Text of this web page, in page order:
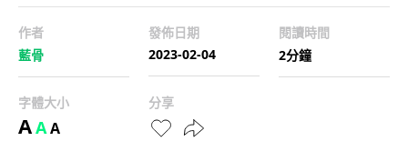
作者
藍骨
發佈日期
2023-02-04
閱讀時間
2分鐘
字體大小
AAA
分享